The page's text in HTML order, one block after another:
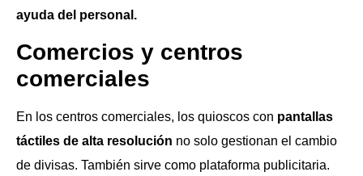
ayuda del personal.
Comercios y centros
comerciales
En los centros comerciales, los quioscos con pantallas
táctiles de alta resolución no solo gestionan el cambio
de divisas. También sirve como plataforma publicitaria.